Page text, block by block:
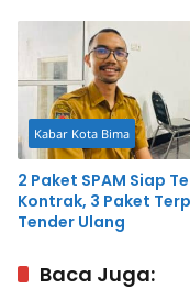
Kabar Kota Bima
2 Paket SPAM Siap
Kontrak, 3 Paket
Tender Ulang
Baca Juga: